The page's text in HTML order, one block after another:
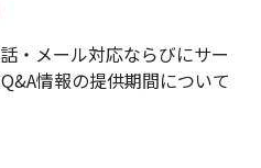
・メール対応ならびにサー
情報の提供期間について